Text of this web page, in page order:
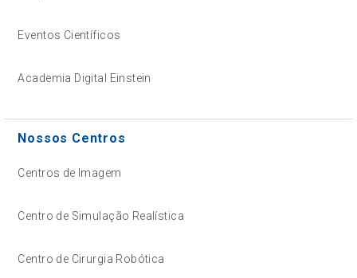
Eventos Científicos
Academia Digital Einstein
Nossos Centros
Centros de Imagem
Centro de Simulação Realística
Centro de Cirurgia Robótica